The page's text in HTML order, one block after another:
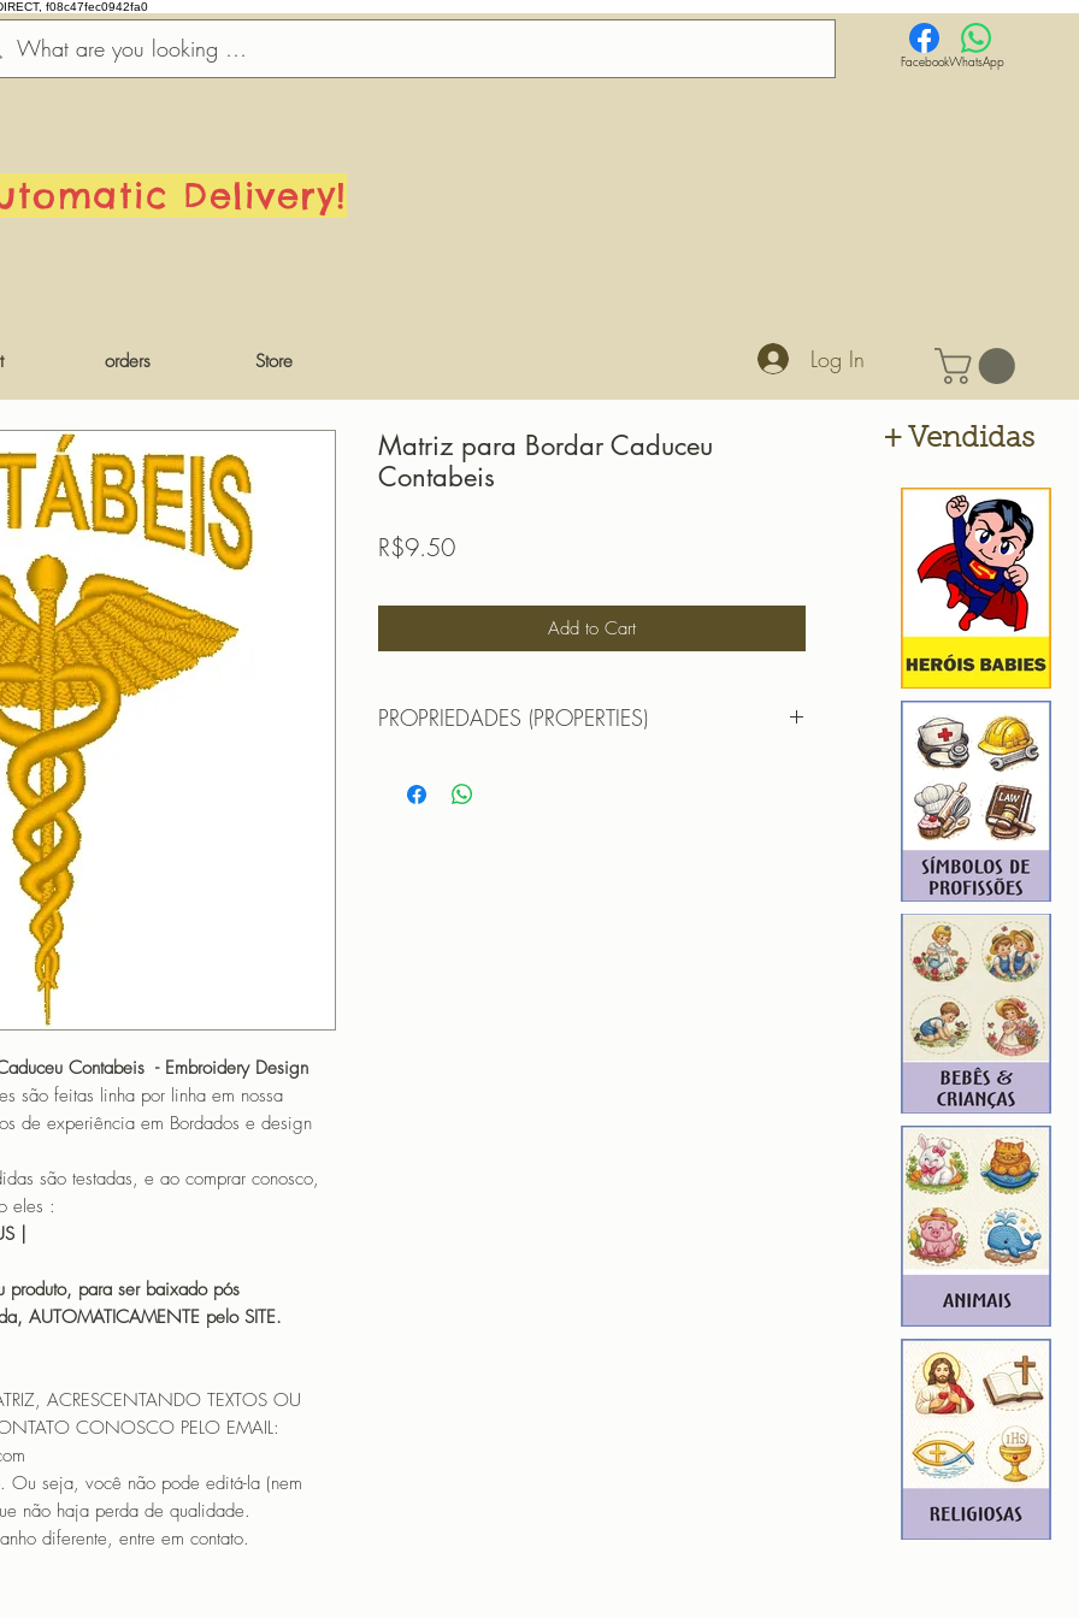
f08c47fec0942fa0
Delivery!
FacebookWhatsApp
orders Store Log In
Contabeis - Embroidery Design
feitas linha por linha em nossa
de experiência em Bordados e design
testadas, e ao comprar conosco,
eles :
|
produto, para ser baixado pós
AUTOMATICAMENTE pelo SITE.
ACRESCENTANDO TEXTOS OU
CONOSCO PELO EMAIL:
seja, você não pode editá-la (nem
não haja perda de qualidade.
diferente, entre em contato.
Matriz para Bordar Caduceu
Contabeis
R$9.50Price
Add to Cart
PROPRIEDADES (PROPERTIES)
MATRIZ PARA BORDAR CADUCEU CONTABEIS
+ Vendidas